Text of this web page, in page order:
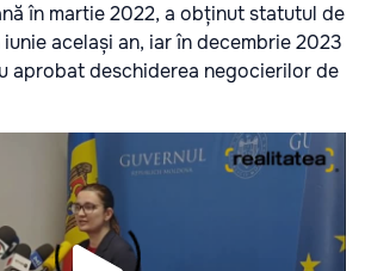
în martie 2022, a obținut statutul de
același an, iar în decembrie 2023
aprobat deschiderea negocierilor de